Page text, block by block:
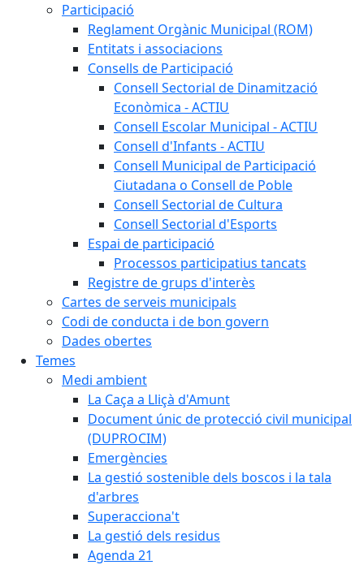
Participació
Reglament Orgànic Municipal (ROM)
Entitats i associacions
Consells de Participació
Consell Sectorial de Dinamització
Econòmica - ACTIU
Consell Escolar Municipal - ACTIU
Consell d'Infants - ACTIU
Consell Municipal de Participació
Ciutadana o Consell de Poble
Consell Sectorial de Cultura
Consell Sectorial d'Esports
Espai de participació
Processos participatius tancats
Registre de grups d'interès
Cartes de serveis municipals
Codi de conducta i de bon govern
Dades obertes
Temes
Medi ambient
La Caça a Lliçà d'Amunt
Document únic de protecció civil municipal
(DUPROCIM)
Emergències
La gestió sostenible dels boscos i la tala
d'arbres
Superacciona't
La gestió dels residus
Agenda 21